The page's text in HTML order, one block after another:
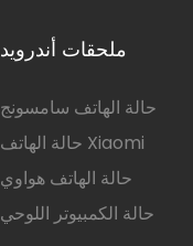
ملحقات أندرويد
حالة الهاتف سامسونج
حالة الهاتف Xiaomi
حالة الهاتف هواوي
حالة الكمبيوتر اللوحي